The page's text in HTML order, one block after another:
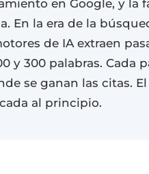
en Google, y la
En la era de la
de IA extraen
y 300 palabras. Cada
se ganan las citas.
al principio.